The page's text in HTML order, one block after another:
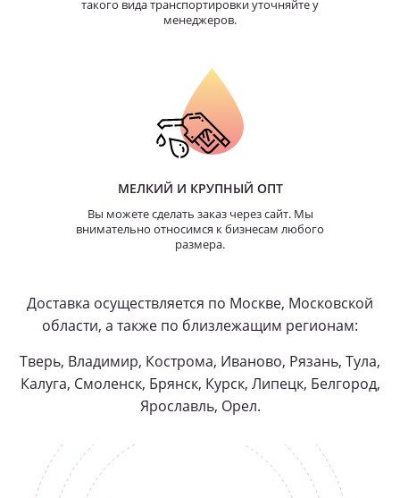
такого вида транспортировки уточняйте у
менеджеров.
МЕЛКИЙ И КРУПНЫЙ ОПТ
Вы можете сделать заказ через сайт. Мы
внимательно относимся к бизнесам любого
размера.
Доставка осуществляется по Москве, Московской
области, а также по близлежащим регионам:
Тверь, Владимир, Кострома, Иваново, Рязань, Тула,
Калуга, Смоленск, Брянск, Курск, Липецк, Белгород,
Ярославль, Орел.